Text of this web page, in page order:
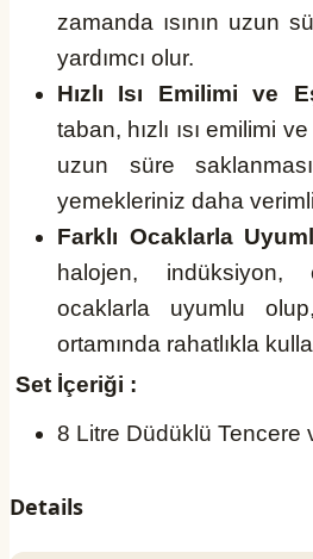
zamanda ısının uzun
yardımcı olur.
Hızlı Isı Emilimi ve
taban, hızlı ısı emilimi
uzun süre
yemekleriniz daha verimli
Farklı Ocaklarla
halojen, indüksiyon,
ocaklarla uyumlu
ortamında rahatlıkla
Set İçeriği :
8 Litre Düdüklü Tencere
Details